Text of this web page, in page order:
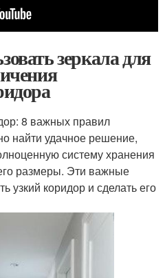
зеркала для
8 важных правил
найти удачное решение,
систему хранения
размеры. Эти важные
узкий коридор и сделать его